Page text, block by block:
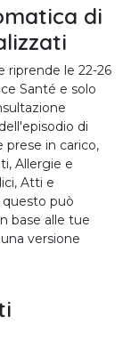
di
riprende le 22-26
Santé e solo
di
prese in carico,
Allergie e
Atti e
questo può
base alle tue
versione